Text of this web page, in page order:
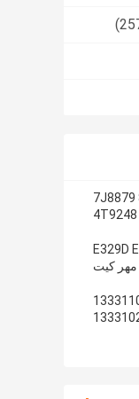
1182724 7J8879 8T8390 4J3342
E329D
1333118 1333114
1333106 1082871